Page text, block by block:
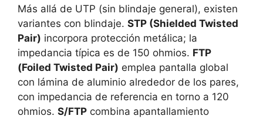
Más allá de UTP (sin blindaje general), existen
variantes con blindaje. STP (Shielded Twisted
Pair) incorpora protección metálica; la
impedancia típica es de 150 ohmios. FTP
(Foiled Twisted Pair) emplea pantalla global
con lámina de aluminio alrededor de los pares,
con impedancia de referencia en torno a 120
ohmios. S/FTP combina apantallamiento